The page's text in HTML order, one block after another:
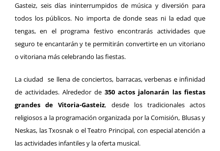
Gasteiz, seis días ininterrumpidos de música y diversión para
todos los públicos. No importa de donde seas ni la edad que
tengas, en el programa festivo encontrarás actividades que
seguro te encantarán y te permitirán convertirte en un vitoriano
o vitoriana más celebrando las fiestas.
La ciudad se llena de conciertos, barracas, verbenas e infinidad
de actividades. Alrededor de 350 actos jalonarán las fiestas
grandes de Vitoria-Gasteiz, desde los tradicionales actos
religiosos a la programación organizada por la Comisión, Blusas y
Neskas, las Txosnak o el Teatro Principal, con especial atención a
las actividades infantiles y la oferta musical.